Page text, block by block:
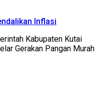
Inflasi
Kabupaten Kutai
Gerakan Pangan Murah